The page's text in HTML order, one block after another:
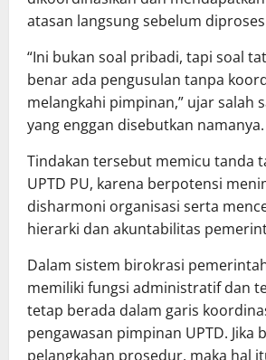
atasan langsung sebelum
“Ini bukan soal pribadi, tapi soal
benar ada pengusulan tanpa
melangkahi pimpinan,” ujar salah
yang enggan disebutkan namanya.
Tindakan tersebut memicu tanda
UPTD PU, karena berpotensi
disharmoni organisasi serta
hierarki dan akuntabilitas
Dalam sistem birokrasi
memiliki fungsi administratif dan
tetap berada dalam garis
pengawasan pimpinan UPTD. Jika
pelangkahan prosedur, maka hal